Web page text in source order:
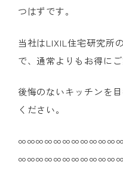
つはずです。
当社はLIXIL住宅研究所
で、通常よりもお得に
後悔のないキッチンを
ください。